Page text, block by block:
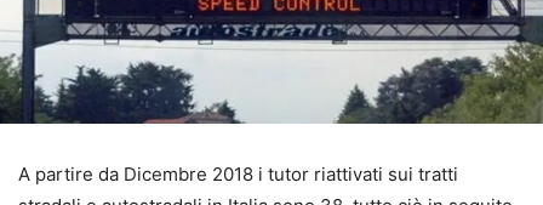
A partire da Dicembre 2018 i tutor riattivati sui tratti